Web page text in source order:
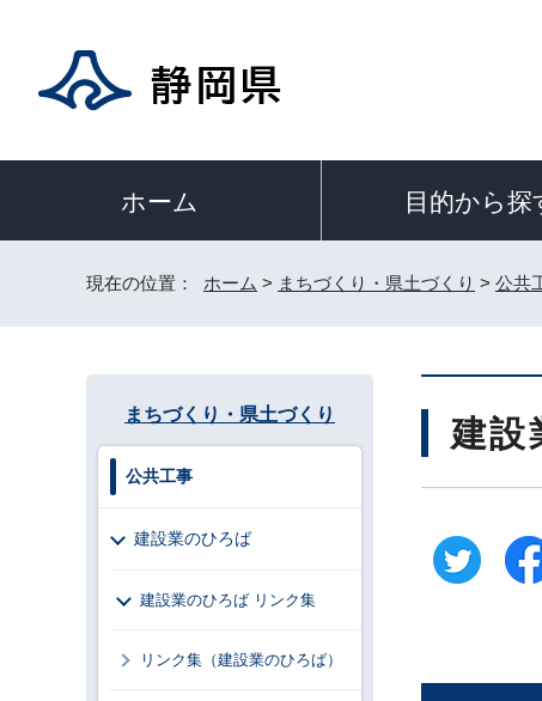
ホーム 目的から探
現在の位置： ホーム > まちづくり・県土づくり > 公共
建設
まちづくり・県土づくり
公共工事
建設業のひろば
建設業のひろば リンク集
リンク集（建設業のひろば）